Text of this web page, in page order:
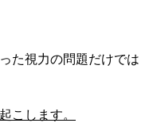
た視力の問題だけでは
こします。